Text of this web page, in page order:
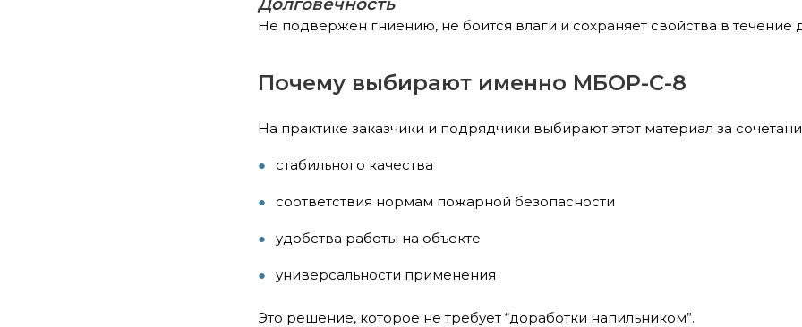
Не подвержен гниению, не боится влаги и сохраняет свойства в течение
Почему выбирают именно МБОР-С-8
На практике заказчики и подрядчики выбирают этот материал за
стабильного качества
соответствия нормам пожарной безопасности
удобства работы на объекте
универсальности применения
Это решение, которое не требует “доработки напильником”.